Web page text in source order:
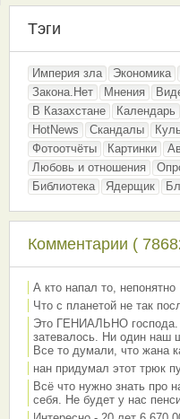
Тэги
Империя зла Экономика
Закона.Нет
Мнения
В Казахстане
Календарь
HotNews
Скандалы
Фотоотчёты
Картинки
Любовь и отношения
Библиотека
Ядерщик
Комментарии (
А кто напал то, непонятно
Что с планетой не так
Это ГЕНИАЛЬНО господа.
затевалось. Ни один наш
Все то думали, что жана
нан придумал этот трюк
Всё что нужно знать про
себя. Не будет у нас